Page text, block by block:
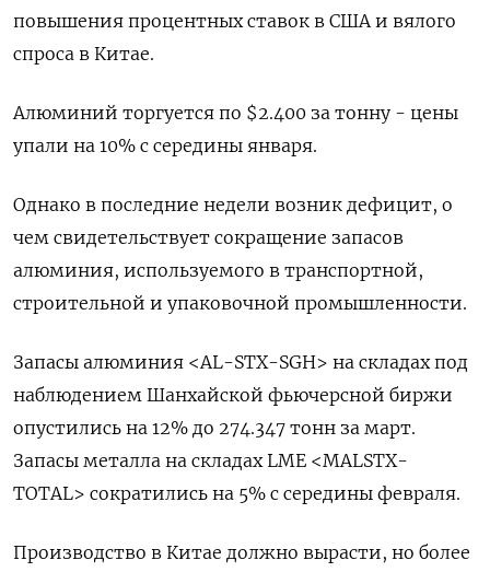
повышения процентных ставок в США и вялого
спроса в Китае.
Алюминий торгуется по $2.400 за тонну - цены
упали на 10% с середины января.
Однако в последние недели возник дефицит, о
чем свидетельствует сокращение запасов
алюминия, используемого в транспортной,
строительной и упаковочной промышленности.
Запасы алюминия <AL-STX-SGH> на складах под
наблюдением Шанхайской фьючерсной биржи
опустились на 12% до 274.347 тонн за март.
Запасы металла на складах LME <MALSTX-
TOTAL> сократились на 5% с середины февраля.
Производство в Китае должно вырасти, но более